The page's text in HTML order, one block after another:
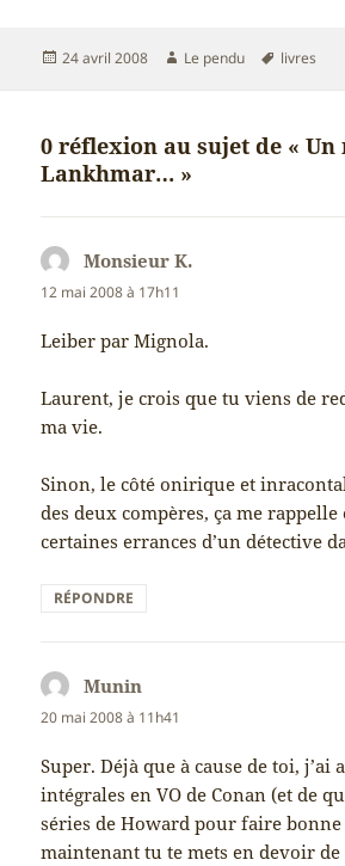
Publié
24 avril 2008 Auteur
Le pendu
Mots-
livres
0 réflexion au sujet de « Un
Lankhmar… »
Monsieur K.
12 mai 2008 à 17h11
Leiber par Mignola.
Laurent, je crois que tu viens de
ma vie.
Sinon, le côté onirique et
des deux compères, ça me
certaines errances d’un détective
RÉPONDRE
Munin
20 mai 2008 à 11h41
Super. Déjà que à cause de toi, j’ai
intégrales en VO de Conan (et de
séries de Howard pour faire bonne
maintenant tu te mets en devoir